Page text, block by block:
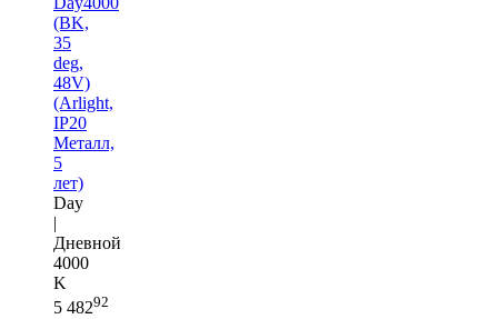
(BK,
35
deg,
48V)
(Arlight,
IP20
Металл,
5
лет)
Day
|
Дневной
4000
K
5 48292